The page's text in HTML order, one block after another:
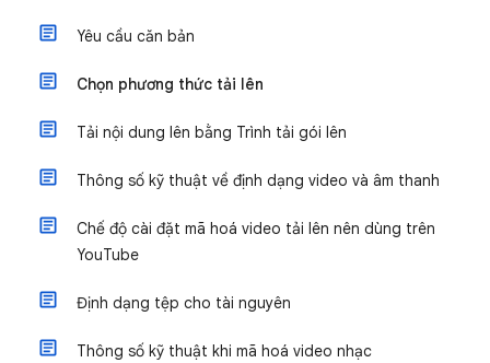
Yêu cầu căn bản
Chọn phương thức tải lên
Tải nội dung lên bằng Trình tải gói lên
Thông số kỹ thuật về định dạng video và âm thanh
Chế độ cài đặt mã hoá video tải lên nên dùng trên
YouTube
Định dạng tệp cho tài nguyên
Thông số kỹ thuật khi mã hoá video nhạc